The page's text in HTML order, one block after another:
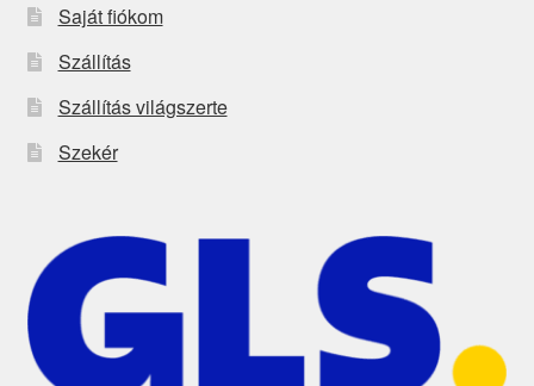
Saját fiókom
Szállítás
Szállítás világszerte
Szekér